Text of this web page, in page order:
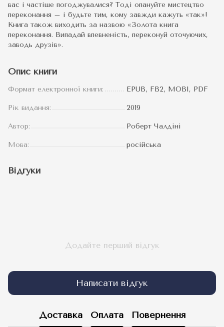
вас і частіше погоджувалися? Тоді опануйте мистецтво
переконання – і будьте тим, кому завжди кажуть «так»!
Книга також виходить за назвою «Золота книга
переконання. Випадай впевненість, переконуй оточуючих,
заводь друзів».
Опис книги
Формат електронної книги: EPUB, FB2, MOBI, PDF
Рік видання: 2019
Автор: Роберт Чалдіні
Мова: російська
Відгуки
Додайте перший відгук
Написати відгук
Доставка Оплата Повернення